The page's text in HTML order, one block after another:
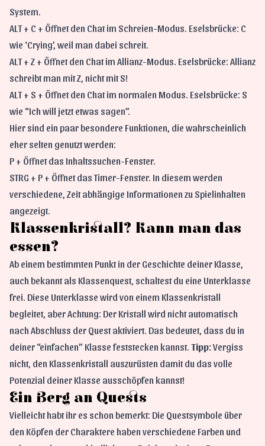
System.
ALT + C + Öffnet den Chat im Schreien-Modus. Eselsbrücke: C
wie ‘Crying’, weil man dabei schreit.
ALT + Z + Öffnet den Chat im Allianz-Modus. Eselsbrücke: Allianz
schreibt man mit Z, nicht mit S!
ALT + S + Öffnet den Chat im normalen Modus. Eselsbrücke: S
wie “Ich will jetzt etwas sagen”.
Hier sind ein paar besondere Funktionen, die wahrscheinlich
eher selten genutzt werden:
P + Öffnet das Inhaltssuchen-Fenster.
STRG + P + Öffnet das Timer-Fenster. In diesem werden
verschiedene, Zeit abhängige Informationen zu Spielinhalten
angezeigt.
Klassenkristall? Kann man das
essen?
Ab einem bestimmten Punkt in der Geschichte deiner Klasse,
auch bekannt als Klassenquest, schaltest du eine Unterklasse
frei. Diese Unterklasse wird von einem Klassenkristall
begleitet, aber Achtung: Der Kristall wird nicht automatisch
nach Abschluss der Quest aktiviert. Das bedeutet, dass du in
deiner “einfachen” Klasse feststecken kannst. Tipp:Vergiss
nicht, den Klassenkristall auszurüsten damit du das volle
Potenzial deiner Klasse ausschöpfen kannst!
Ein Berg an Quests
Vielleicht habt ihr es schon bemerkt: Die Questsymbole über
den Köpfen der Charaktere haben verschiedene Farben und